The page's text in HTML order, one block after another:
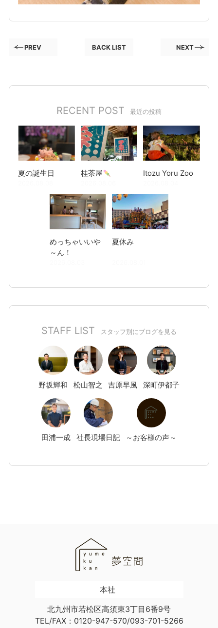
PREV BACK LIST NEXT
RECENT POST 最近の投稿
夏の誕生日 桂茶屋 Itozu Yoru Zoo
めっちゃいいや
～ん！
夏休み
STAFF LIST スタッフ別にブログを見る
野坂輝和 松山智之 吉原早風 深町伊都子
田浦一成 社長現場日記 ～お客様の声～
本社
北九州市若松区高須東3丁目6番9号
TEL/FAX：0120-947-570/093-701-5266